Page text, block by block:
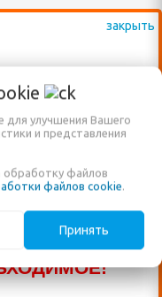
НА
ДРУГИХ
КАТАЛОГ!
ИЛИ
ВАМ
для улучшения Вашего
и представления
обработку файлов
файлов cookie.
Принять